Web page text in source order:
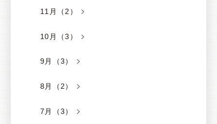
11月（2）
10月（3）
9月（3）
8月（2）
7月（3）